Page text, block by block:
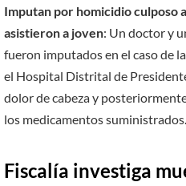
Imputan por homicidio culposo
asistieron a joven: Un doctor y
fueron imputados en el caso de
el Hospital Distrital de
dolor de cabeza y
los medicamentos suministrados.
Fiscalía investiga